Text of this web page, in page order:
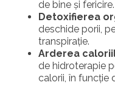
de bine și fericire.
Detoxifierea
deschide porii,
transpirație.
Arderea
de hidroterapie
calorii, în funcție